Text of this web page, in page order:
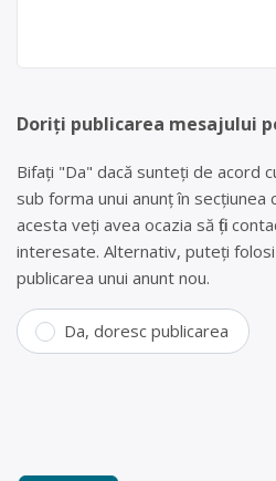
Doriți publicarea mesajului
Bifați "Da" dacă sunteți de acord
sub forma unui anunț în
acesta veți avea ocazia să fiți
interesate. Alternativ, puteți folosi
publicarea unui anunt nou.
Da, doresc publicarea